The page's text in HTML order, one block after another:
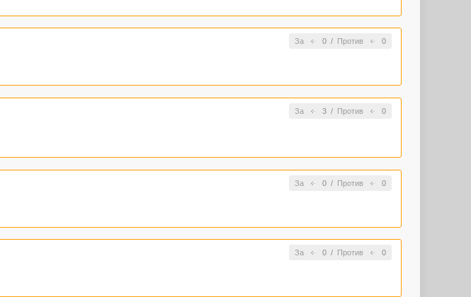
За 0/ Против 0
За 3/ Против 0
За 0/ Против 0
За 0/ Против 0